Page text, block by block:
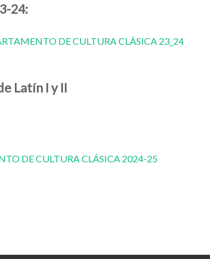
24:
DE CULTURA CLÁSICA 23_24
Latín I y II
DE CULTURA CLÁSICA 2024-25